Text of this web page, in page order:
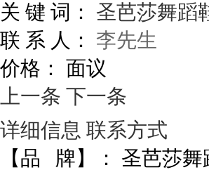
关 键 词： 圣芭莎舞蹈
联 系 人：
李先生
价格： 面议
上一条 下一条
详细信息 联系方式
【品 牌】： 圣芭莎舞